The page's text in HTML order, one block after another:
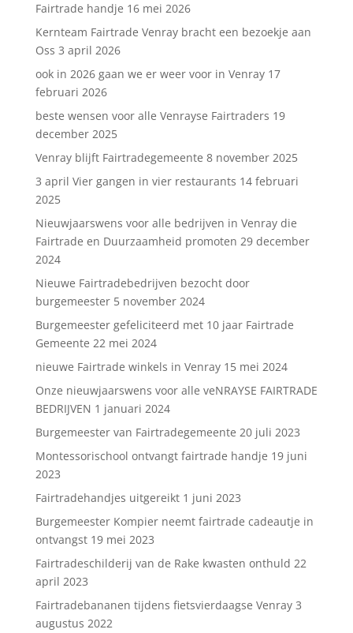
Fairtrade handje 16 mei 2026
Kernteam Fairtrade Venray bracht een bezoekje aan
Oss 3 april 2026
ook in 2026 gaan we er weer voor in Venray 17
februari 2026
beste wensen voor alle Venrayse Fairtraders 19
december 2025
Venray blijft Fairtradegemeente 8 november 2025
3 april Vier gangen in vier restaurants 14 februari
2025
Nieuwjaarswens voor alle bedrijven in Venray die
Fairtrade en Duurzaamheid promoten 29 december
2024
Nieuwe Fairtradebedrijven bezocht door
burgemeester 5 november 2024
Burgemeester gefeliciteerd met 10 jaar Fairtrade
Gemeente 22 mei 2024
nieuwe Fairtrade winkels in Venray 15 mei 2024
Onze nieuwjaarswens voor alle veNRAYSE FAIRTRADE
BEDRIJVEN 1 januari 2024
Burgemeester van Fairtradegemeente 20 juli 2023
Montessorischool ontvangt fairtrade handje 19 juni
2023
Fairtradehandjes uitgereikt 1 juni 2023
Burgemeester Kompier neemt fairtrade cadeautje in
ontvangst 19 mei 2023
Fairtradeschilderij van de Rake kwasten onthuld 22
april 2023
Fairtradebananen tijdens fietsvierdaagse Venray 3
augustus 2022